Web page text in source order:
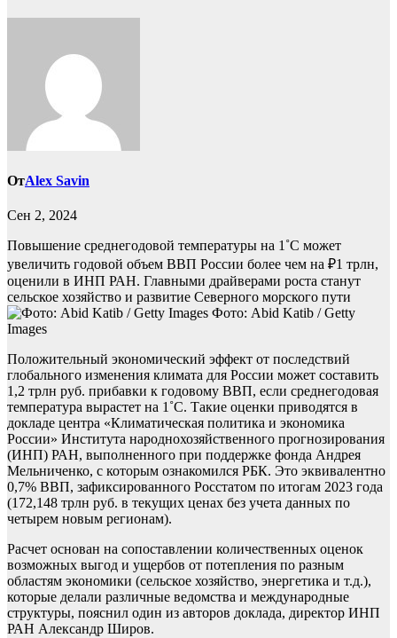
ОтAlex Savin
Сен 2, 2024
Повышение среднегодовой температуры на 1˚С может
увеличить годовой объем ВВП России более чем на ₽1 трлн,
оценили в ИНП РАН. Главными драйверами роста станут
сельское хозяйство и развитие Северного морского пути
Фото: Abid Katib / Getty
Images
Положительный экономический эффект от последствий
глобального изменения климата для России может составить
1,2 трлн руб. прибавки к годовому ВВП, если среднегодовая
температура вырастет на 1˚С. Такие оценки приводятся в
докладе центра «Климатическая политика и экономика
России» Института народнохозяйственного прогнозирования
(ИНП) РАН, выполненного при поддержке фонда Андрея
Мельниченко, с которым ознакомился РБК. Это эквивалентно
0,7% ВВП, зафиксированного Росстатом по итогам 2023 года
(172,148 трлн руб. в текущих ценах без учета данных по
четырем новым регионам).
Расчет основан на сопоставлении количественных оценок
возможных выгод и ущербов от потепления по разным
областям экономики (сельское хозяйство, энергетика и т.д.),
которые делали различные ведомства и международные
структуры, пояснил один из авторов доклада, директор ИНП
РАН Александр Широв.